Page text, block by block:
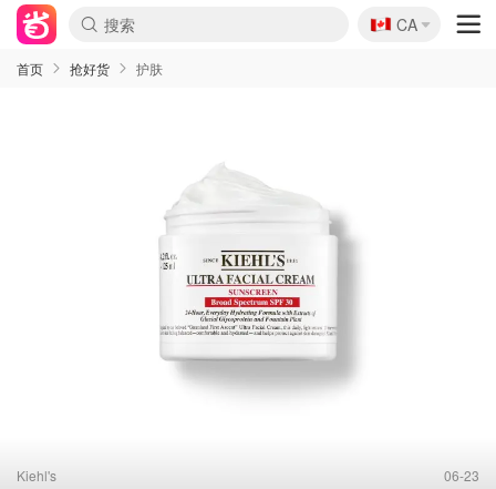
🇨🇦
CA
首页 抢好货 护肤
Kiehl's 06-23